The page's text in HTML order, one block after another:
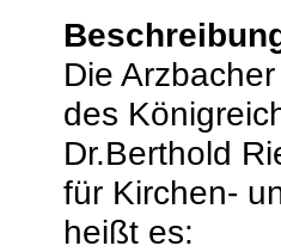
Die
des
Dr.Berthold
für Kirchen-
heißt es: